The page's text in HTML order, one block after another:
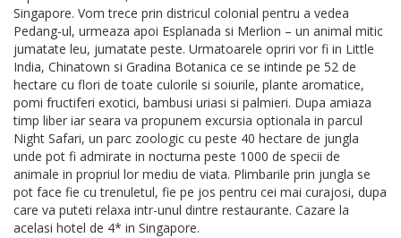
Singapore. Vom trece prin districul colonial pentru a vedea
Pedang-ul, urmeaza apoi Esplanada si Merlion – un animal mitic
jumatate leu, jumatate peste. Urmatoarele opriri vor fi in Little
India, Chinatown si Gradina Botanica ce se intinde pe 52 de
hectare cu flori de toate culorile si soiurile, plante aromatice,
pomi fructiferi exotici, bambusi uriasi si palmieri. Dupa amiaza
timp liber iar seara va propunem excursia optionala in parcul
Night Safari, un parc zoologic cu peste 40 hectare de jungla
unde pot fi admirate in nocturna peste 1000 de specii de
animale in propriul lor mediu de viata. Plimbarile prin jungla se
pot face fie cu trenuletul, fie pe jos pentru cei mai curajosi, dupa
care va puteti relaxa intr-unul dintre restaurante. Cazare la
acelasi hotel de 4* in Singapore.